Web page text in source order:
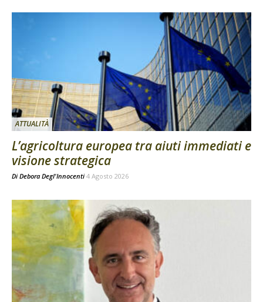
ATTUALITÀ
L’agricoltura europea tra aiuti immediati e
visione strategica
Di Debora Degl'Innocenti 4 Agosto 2026